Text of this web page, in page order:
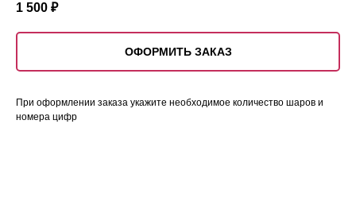
1 500 ₽
ОФОРМИТЬ ЗАКАЗ
При оформлении заказа укажите необходимое количество шаров и
номера цифр